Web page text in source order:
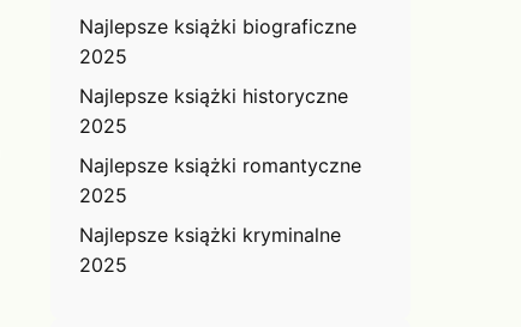
Najlepsze książki biograficzne
2025
Najlepsze książki historyczne
2025
Najlepsze książki romantyczne
2025
Najlepsze książki kryminalne
2025